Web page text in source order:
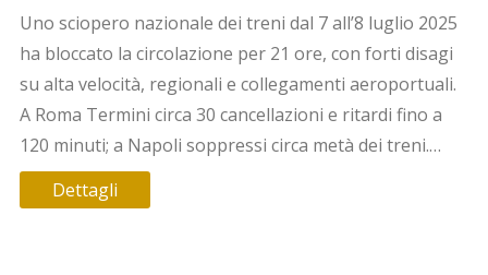
Uno sciopero nazionale dei treni dal 7 all’8 luglio 2025
ha bloccato la circolazione per 21 ore, con forti disagi
su alta velocità, regionali e collegamenti aeroportuali.
A Roma Termini circa 30 cancellazioni e ritardi fino a
120 minuti; a Napoli soppressi circa metà dei treni.
Garantite le fasce del mattino 6-9. Possibili rimborsi e
cambio prenotazione senza costi.
Dettagli